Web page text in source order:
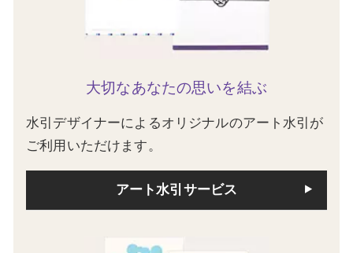
大切なあなたの思いを結ぶ
水引デザイナーによるオリジナルのアート水引が
ご利用いただけます。
アート水引サービス